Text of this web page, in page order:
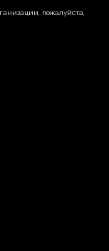
пожалуйста,